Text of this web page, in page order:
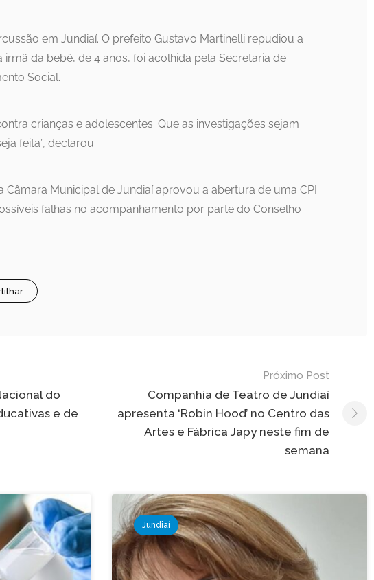
em Jundiaí. O prefeito Gustavo Martinelli repudiou a
da bebê, de 4 anos, foi acolhida pela Secretaria de
Social.
crianças e adolescentes. Que as investigações sejam
feita”, declarou.
Câmara Municipal de Jundiaí aprovou a abertura de uma CPI
falhas no acompanhamento por parte do Conselho
do
e de
Próximo Post
Companhia de Teatro de Jundiaí
apresenta ‘Robin Hood’ no Centro das
Artes e Fábrica Japy neste fim de
semana
Jundiaí